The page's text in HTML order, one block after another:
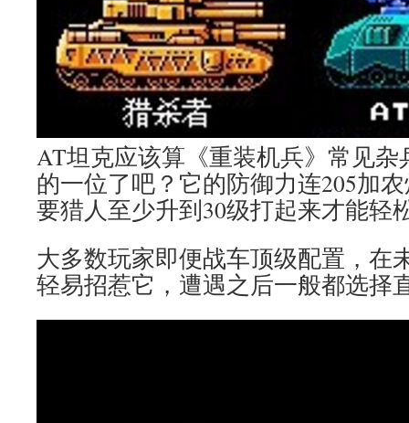
AT坦克应该算《重装机兵》常见
的一位了吧？它的防御力连205加
要猎人至少升到30级打起来才能轻
大多数玩家即便战车顶级配置，在
轻易招惹它，遭遇之后一般都选择